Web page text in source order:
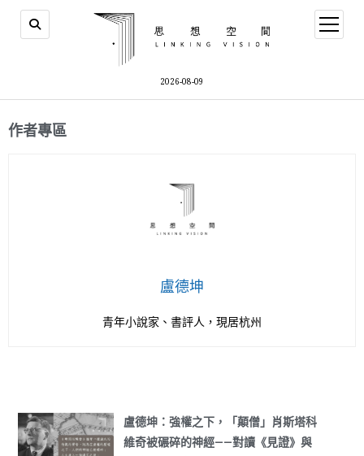
2026-08-09
作者專區
盧德坤
青年小說家、書評人，現居杭州
盧德坤：強權之下，「顛僧」肖斯塔科
維奇被碾碎的神經——對讀《見證》與